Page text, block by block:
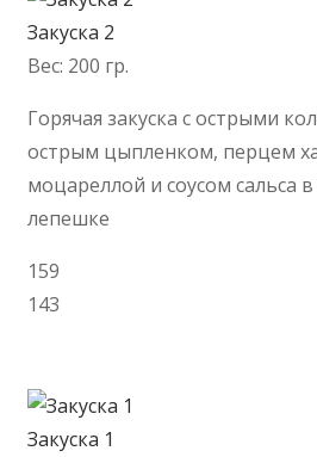
Закуска 2
Вес: 200 гр.
Горячая закуска с острыми
острым цыпленком, перцем
моцареллой и соусом сальса
лепешке
159
143
Закуска 1